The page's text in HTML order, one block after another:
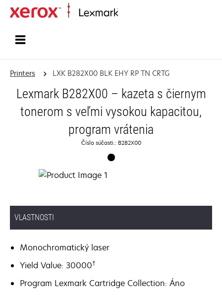
Printers LXK B282X00 BLK EHY RP TN CRTG
Lexmark B282X00 – kazeta s čiernym
tonerom s veľmi vysokou kapacitou,
program vrátenia
Číslo súčasti.: B282X00
VLASTNOSTI
Monochromatický laser
Yield Value: 30000†
Program Lexmark Cartridge Collection: Áno